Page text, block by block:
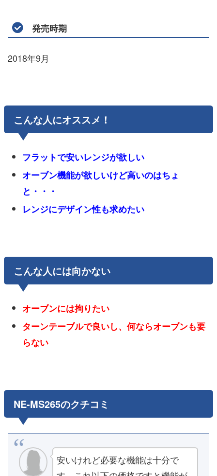
発売時期
2018年9月
こんな人にオススメ！
フラットで安いレンジが欲しい
オーブン機能が欲しいけど高いのはちょ
と・・・
レンジにデザイン性も求めたい
こんな人には向かない
オーブンには拘りたい
ターンテーブルで良いし、何ならオーブンも要
らない
NE-MS265のクチコミ
安いけれど必要な機能は十分で